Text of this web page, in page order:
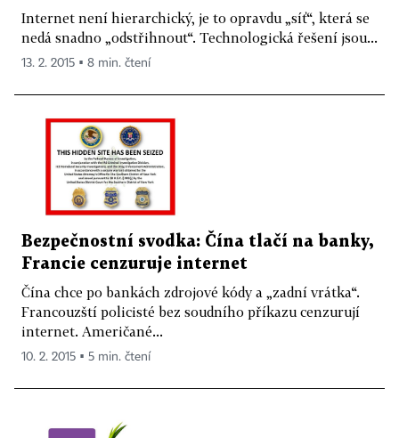
Internet není hierarchický, je to opravdu „síť“, která se
nedá snadno „odstřihnout“. Technologická řešení jsou...
13. 2. 2015 ▪ 8 min. čtení
Bezpečnostní svodka: Čína tlačí na banky,
Francie cenzuruje internet
Čína chce po bankách zdrojové kódy a „zadní vrátka“.
Francouzští policisté bez soudního příkazu cenzurují
internet. Američané...
10. 2. 2015 ▪ 5 min. čtení